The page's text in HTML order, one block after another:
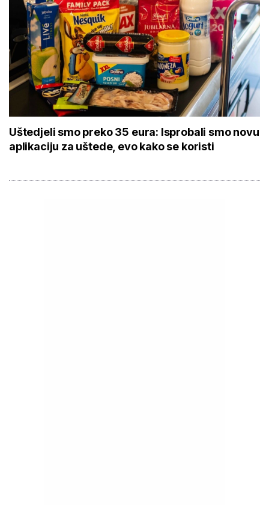
Uštedjeli smo preko 35 eura: Isprobali smo novu
aplikaciju za uštede, evo kako se koristi